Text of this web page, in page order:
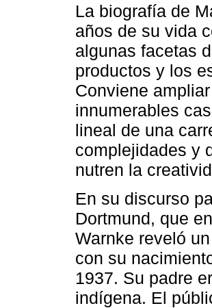
La biografía de
años de su vida
algunas facetas
productos y los
Conviene
innumerables
lineal de una
complejidades y
nutren la
En su discurso
Dortmund, que
Warnke reveló
con su
1937. Su padre
indígena. El